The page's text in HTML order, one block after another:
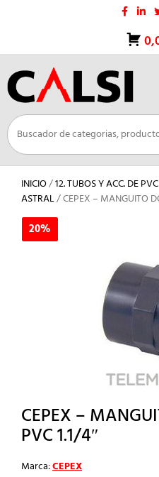
INICIO/12. TUBOS Y ACC. DE
ASTRAL/ CEPEX – MANGUITO
20%
CEPEX –
PVC 1.1/4″
Marca:CEPEX
20%